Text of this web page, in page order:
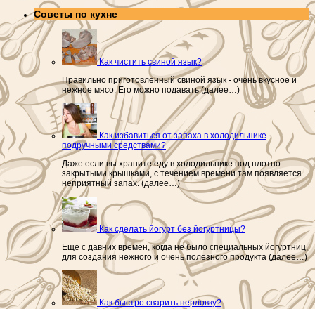
Советы по кухне
Как чистить свиной язык?
Правильно приготовленный свиной язык - очень вкусное и
нежное мясо. Его можно подавать (далее…)
Как избавиться от запаха в холодильнике
подручными средствами?
Даже если вы храните еду в холодильнике под плотно
закрытыми крышками, с течением времени там появляется
неприятный запах. (далее…)
Как сделать йогурт без йогуртницы?
Еще с давних времен, когда не было специальных йогуртниц,
для создания нежного и очень полезного продукта (далее…)
Как быстро сварить перловку?